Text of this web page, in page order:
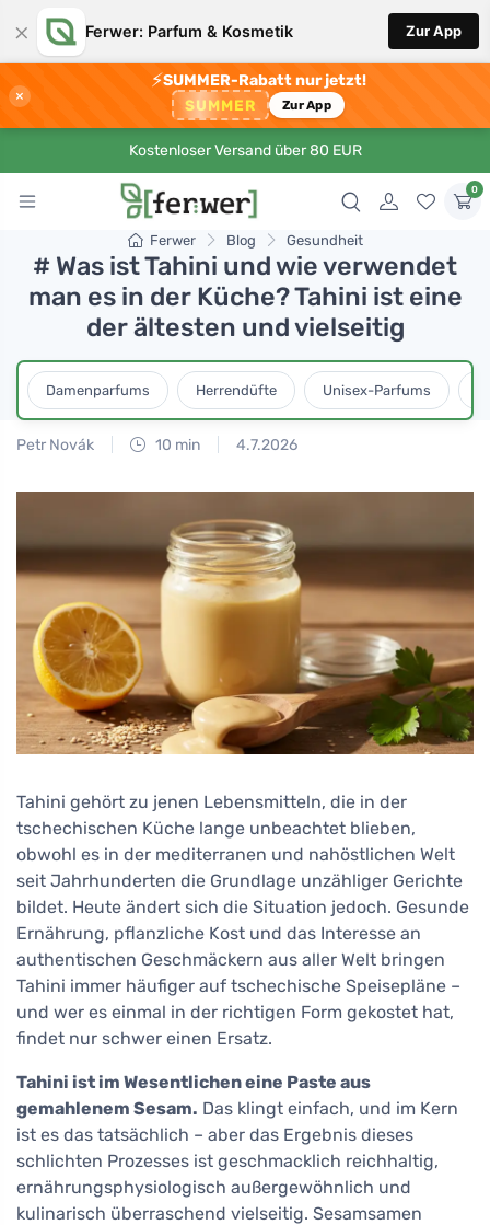
× Ferwer: Parfum & Kosmetik Zur App
×
⚡SUMMER-Rabatt nur jetzt!
SUMMER Zur App
Kostenloser Versand über 80 EUR
0
Ferwer Blog Gesundheit
# Was ist Tahini und wie verwendet
man es in der Küche? Tahini ist eine
der ältesten und vielseitig
Damenparfums Herrendüfte Unisex-Parfums
Petr Novák 10 min 4.7.2026
Tahini gehört zu jenen Lebensmitteln, die in der
tschechischen Küche lange unbeachtet blieben,
obwohl es in der mediterranen und nahöstlichen Welt
seit Jahrhunderten die Grundlage unzähliger Gerichte
bildet. Heute ändert sich die Situation jedoch. Gesunde
Ernährung, pflanzliche Kost und das Interesse an
authentischen Geschmäckern aus aller Welt bringen
Tahini immer häufiger auf tschechische Speisepläne –
und wer es einmal in der richtigen Form gekostet hat,
findet nur schwer einen Ersatz.
Tahini ist im Wesentlichen eine Paste aus
gemahlenem Sesam. Das klingt einfach, und im Kern
ist es das tatsächlich – aber das Ergebnis dieses
schlichten Prozesses ist geschmacklich reichhaltig,
ernährungsphysiologisch außergewöhnlich und
kulinarisch überraschend vielseitig. Sesamsamen